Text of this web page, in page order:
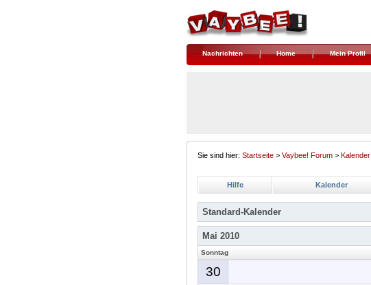
Nachrichten Home Mein Profil
Sie sind hier: Startseite > Vaybee! Forum > Kalender
Hilfe Kalender
Standard-Kalender
Mai 2010
Sonntag
30